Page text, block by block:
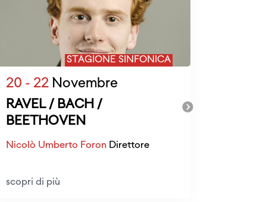
STAGIONE SINFONICA
20 - 22 Novembre
RAVEL / BACH /
BEETHOVEN
Nicolò Umberto Foron Direttore
scopri di più